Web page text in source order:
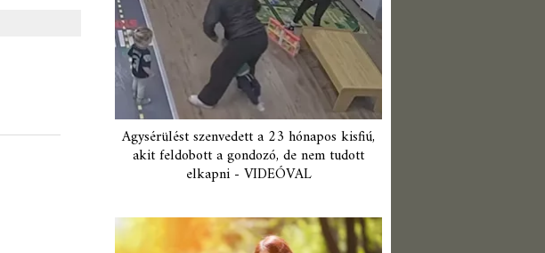
Agysérülést szenvedett a 23 hónapos kisfiú,
akit feldobott a gondozó, de nem tudott
elkapni - VIDEÓVAL